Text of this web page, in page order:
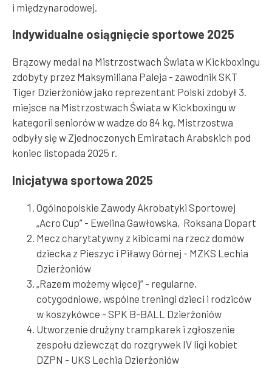
i międzynarodowej.
Indywidualne osiągnięcie sportowe 2025
Brązowy medal na Mistrzostwach Świata w Kickboxingu
zdobyty przez Maksymiliana Paleja - zawodnik SKT
Tiger Dzierżoniów jako reprezentant Polski zdobył 3.
miejsce na Mistrzostwach Świata w Kickboxingu w
kategorii seniorów w wadze do 84 kg. Mistrzostwa
odbyły się w Zjednoczonych Emiratach Arabskich pod
koniec listopada 2025 r.
Inicjatywa sportowa 2025
Ogólnopolskie Zawody Akrobatyki Sportowej
„Acro Cup” - Ewelina Gawłowska, Roksana Dopart
Mecz charytatywny z kibicami na rzecz domów
dziecka z Pieszyc i Piławy Górnej - MZKS Lechia
Dzierżoniów
„Razem możemy więcej” - regularne,
cotygodniowe, wspólne treningi dzieci i rodziców
w koszykówce - SPK B-BALL Dzierżoniów
Utworzenie drużyny trampkarek i zgłoszenie
zespołu dziewcząt do rozgrywek IV ligi kobiet
DZPN - UKS Lechia Dzierżoniów